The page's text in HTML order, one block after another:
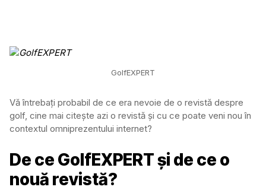
GolfEXPERT
Vă întrebați probabil de ce era nevoie de o revistă despre
golf, cine mai citește azi o revistă și cu ce poate veni nou în
contextul omniprezentului internet?
De ce GolfEXPERT și de ce o
nouă revistă?